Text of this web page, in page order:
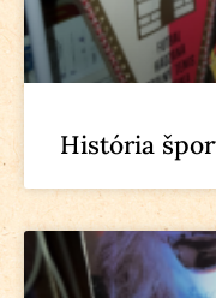
História